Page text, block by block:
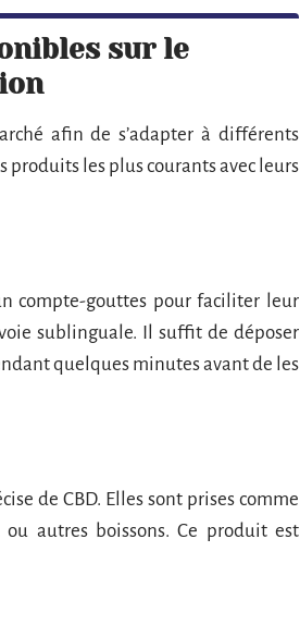
sur le
afin de s’adapter à différents
produits les plus courants avec leurs
compte-gouttes pour faciliter leur
sublinguale. Il suffit de déposer
quelques minutes avant de les
de CBD. Elles sont prises comme
autres boissons. Ce produit est